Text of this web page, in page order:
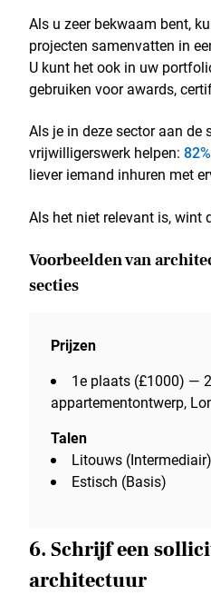
Als u zeer bekwaam bent,
projecten samenvatten in
U kunt het ook in uw
gebruiken voor awards,
Als je in deze sector aan de
vrijwilligerswerk helpen:
liever iemand inhuren met
Als het niet relevant is, wint
Voorbeelden van
secties
Prijzen
1e plaats (£1000) —
appartementontwerp,
Talen
Litouws (Intermediair)
Estisch (Basis)
6. Schrijf een
architectuur